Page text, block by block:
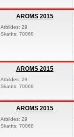
AROMS 2015
Atbildes: 29
Skatīts: 70068
AROMS 2015
Atbildes: 29
Skatīts: 70068
AROMS 2015
Atbildes: 29
Skatīts: 70068